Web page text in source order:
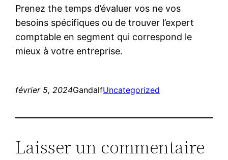
Prenez the temps d’évaluer vos ne vos
besoins spécifiques ou de trouver l’expert
comptable en segment qui correspond le
mieux à votre entreprise.
février 5, 2024GandalfUncategorized
Laisser un commentaire